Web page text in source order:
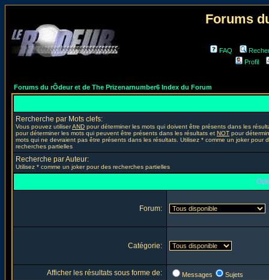
Forums
FAQ
Profil
Forums du rÔdeur et de The Prizenarnumber6 Index du Forum
Rercherche par Mots clefs:
Vous pouvez utiliserAND pour déterminer les mots qui doivent être présents dans les
pour déterminer les mots qui peuvent être présents dans les résultats et NOT pour
mots qui ne devraient pas être présents dans les résultats. Utilisez * comme un joker pour
recherches partielles
Recherche par Auteur:
Utilisez * comme un joker pour des recherches partielles
Forum:
Catégorie:
Afficher les résultats sous forme de: Messages Sujets